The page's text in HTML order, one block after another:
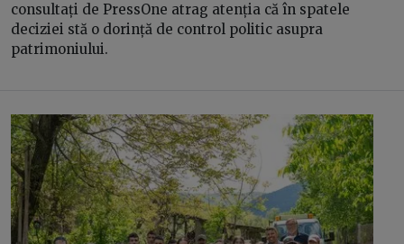
consultați de PressOne atrag atenția că în spatele
deciziei stă o dorință de control politic asupra
patrimoniului.